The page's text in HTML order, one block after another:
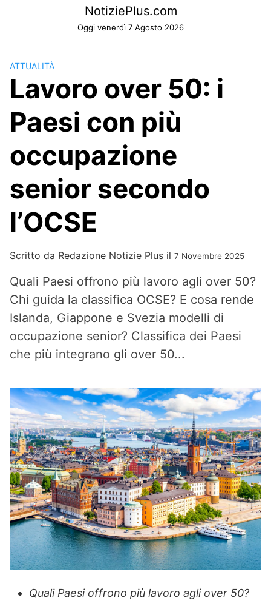
NotiziePlus.com
Oggi venerdì 7 Agosto 2026
ATTUALITÀ
Lavoro over 50: i
Paesi con più
occupazione
senior secondo
l’OCSE
Scritto da Redazione Notizie Plus il 7 Novembre 2025
Quali Paesi offrono più lavoro agli over 50?
Chi guida la classifica OCSE? E cosa rende
Islanda, Giappone e Svezia modelli di
occupazione senior? Classifica dei Paesi
che più integrano gli over 50...
Quali Paesi offrono più lavoro agli over 50?